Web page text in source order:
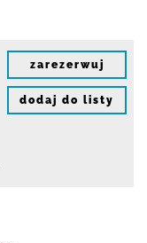
zarezerwuj
dodaj do listy